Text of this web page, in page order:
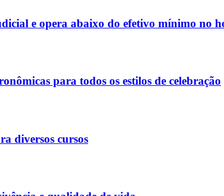
e opera abaixo do efetivo mínimo no
para todos os estilos de celebração
diversos cursos